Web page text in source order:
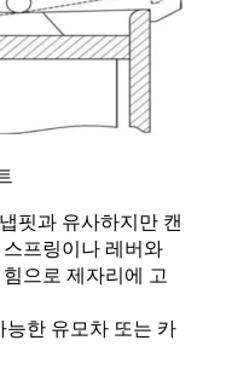
핏과 유사하지만 캔
프링이나 레버와
으로 제자리에 고
능한 유모차 또는 카